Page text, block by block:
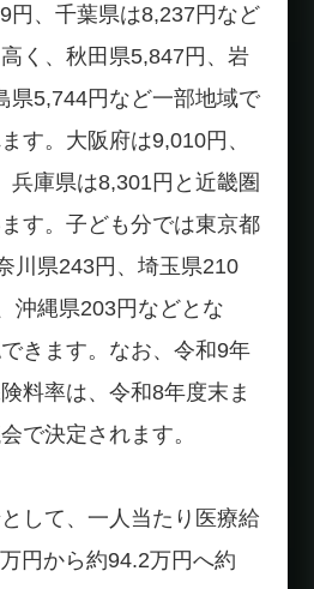
円、千葉県は8,237円など
く、秋田県5,847円、岩
県5,744円など一部地域で
す。大阪府は9,010円、
兵庫県は8,301円と近畿圏
す。子ども分では東京都
川県243円、埼玉県210
沖縄県203円などとな
きます。なお、令和9年
料率は、令和8年度末ま
で決定されます。
して、一人当たり医療給
円から約94.2万円へ約